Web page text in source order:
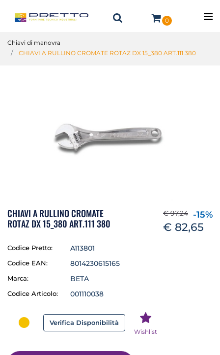
0
Chiavi di manovra
CHIAVI A RULLINO CROMATE ROTAZ DX 15_380 ART.111 380
CHIAVI A RULLINO CROMATE
ROTAZ DX 15_380 ART.111 380
€ 97,24 -15%
€ 82,65
Codice Pretto: A113801
Codice EAN: 8014230615165
Marca: BETA
Codice Articolo: 001110038
Verifica Disponibilità
Wishlist